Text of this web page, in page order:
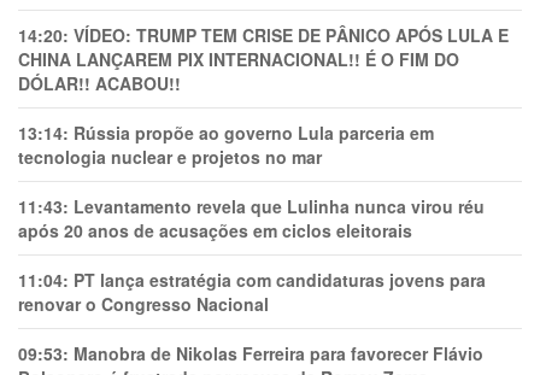
14:20: VÍDEO: TRUMP TEM CRlSE DE PÂNlCO APÓS LULA E
CHINA LANÇAREM PIX INTERNACIONAL!! É O FIM DO
DÓLAR!! ACABOU!!
13:14: Rússia propõe ao governo Lula parceria em
tecnologia nuclear e projetos no mar
11:43: Levantamento revela que Lulinha nunca virou réu
após 20 anos de acusações em ciclos eleitorais
11:04: PT lança estratégia com candidaturas jovens para
renovar o Congresso Nacional
09:53: Manobra de Nikolas Ferreira para favorecer Flávio